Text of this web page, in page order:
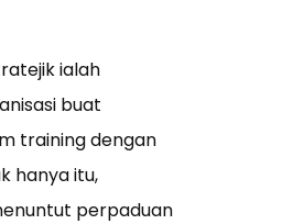
ialah
buat
training dengan
hanya itu,
perpaduan